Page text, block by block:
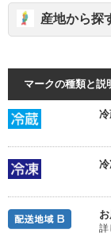
産地から探
マークの種類と説
冷
冷
詳